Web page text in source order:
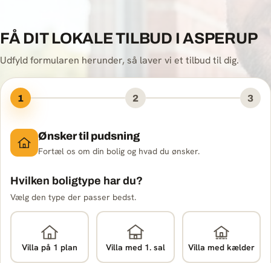
FÅ DIT LOKALE TILBUD I ASPERUP
Udfyld formularen herunder, så laver vi et tilbud til dig.
1 2 3
Ønsker til pudsning
Fortæl os om din bolig og hvad du ønsker.
Hvilken boligtype har du?
Vælg den type der passer bedst.
Villa på 1 plan Villa med 1. sal Villa med kælder